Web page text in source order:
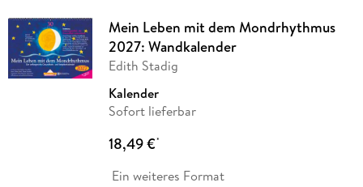
Mein Leben mit dem Mondrhythmus
2027: Wandkalender
Edith Stadig
Kalender
Sofort lieferbar
18,49 €*
Ein weiteres Format